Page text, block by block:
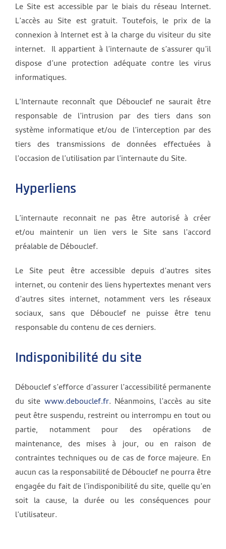
Le Site est accessible par le biais du réseau Internet.
L’accès au Site est gratuit. Toutefois, le prix de la
connexion à Internet est à la charge du visiteur du site
internet. Il appartient à l’internaute de s’assurer qu’il
dispose d’une protection adéquate contre les virus
informatiques.
L’Internaute reconnaît que Débouclef ne saurait être
responsable de l’intrusion par des tiers dans son
système informatique et/ou de l’interception par des
tiers des transmissions de données effectuées à
l’occasion de l’utilisation par l’internaute du Site.
Hyperliens
L’internaute reconnait ne pas être autorisé à créer
et/ou maintenir un lien vers le Site sans l’accord
préalable de Débouclef.
Le Site peut être accessible depuis d’autres sites
internet, ou contenir des liens hypertextes menant vers
d’autres sites internet, notamment vers les réseaux
sociaux, sans que Débouclef ne puisse être tenu
responsable du contenu de ces derniers.
Indisponibilité du site
Débouclef s’efforce d’assurer l’accessibilité permanente
du site www.debouclef.fr. Néanmoins, l’accès au site
peut être suspendu, restreint ou interrompu en tout ou
partie, notamment pour des opérations de
maintenance, des mises à jour, ou en raison de
contraintes techniques ou de cas de force majeure. En
aucun cas la responsabilité de Débouclef ne pourra être
engagée du fait de l’indisponibilité du site, quelle qu’en
soit la cause, la durée ou les conséquences pour
l’utilisateur.